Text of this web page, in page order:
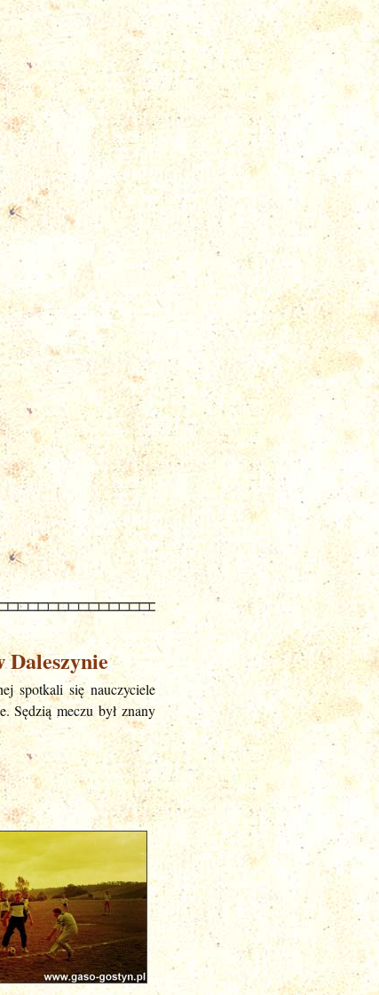
Daleszynie
spotkali się nauczyciele
Sędzią meczu był znany